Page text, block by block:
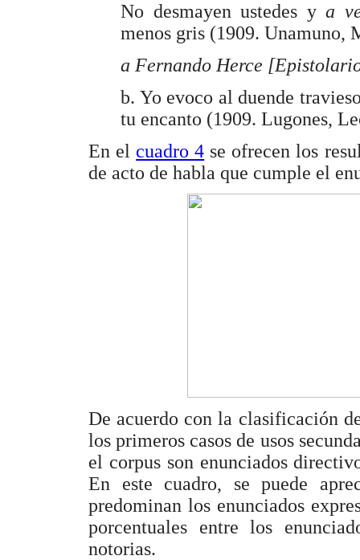
No desmayen ustedes ya
menos gris (1909. Unamuno,
a Fernando Herce
b. Yo evoco al duende
tu encanto (1909. Lugones,
En el cuadro 4 se ofrecen los
de acto de habla que cumple el
De acuerdo con la clasificación
los primeros casos de usos
el corpus son enunciados
En este cuadro, se puede
predominan los enunciados
porcentuales entre los
notorias.